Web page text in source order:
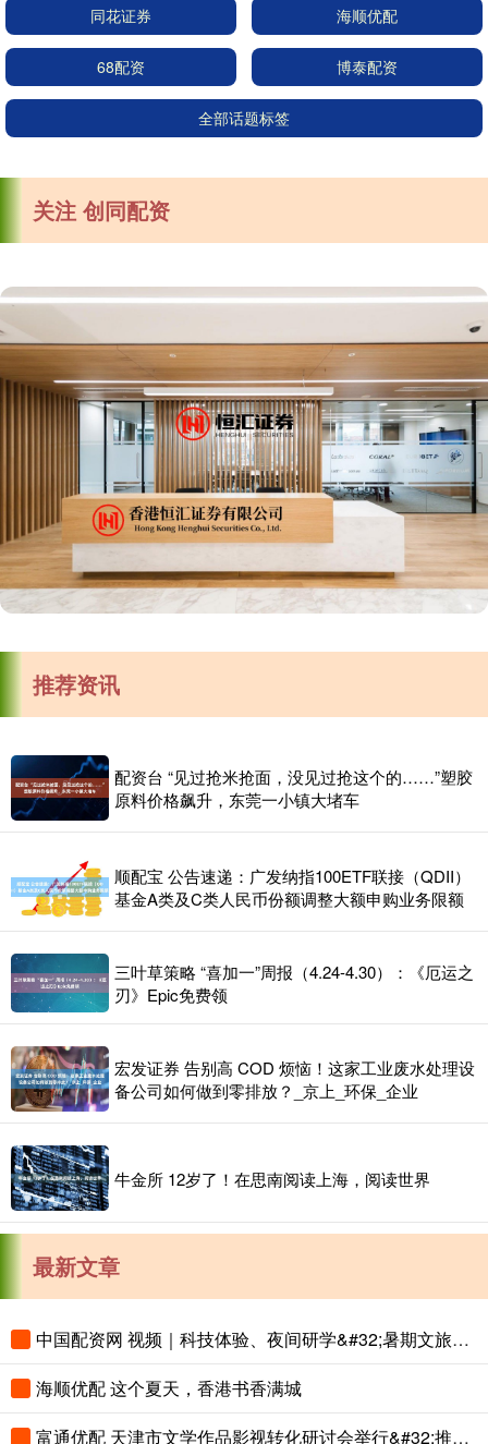
同花证券 海顺优配
68配资 博泰配资
全部话题标签
关注 创同配资
推荐资讯
配资台 “见过抢米抢面，没见过抢这个的……”塑胶
原料价格飙升，东莞一小镇大堵车
顺配宝 公告速递：广发纳指100ETF联接（QDII）
基金A类及C类人民币份额调整大额申购业务限额
三叶草策略 “喜加一”周报（4.24-4.30）：《厄运之
刃》Epic免费领
宏发证券 告别高 COD 烦恼！这家工业废水处理设
备公司如何做到零排放？_京上_环保_企业
牛金所 12岁了！在思南阅读上海，阅读世界
最新文章
中国配资网 视频｜科技体验、夜间研学&#32;暑期文旅花样上新
海顺优配 这个夏天，香港书香满城
富通优配 天津市文学作品影视转化研讨会举行&#32;推动津派文学从“纸间”到“屏间”